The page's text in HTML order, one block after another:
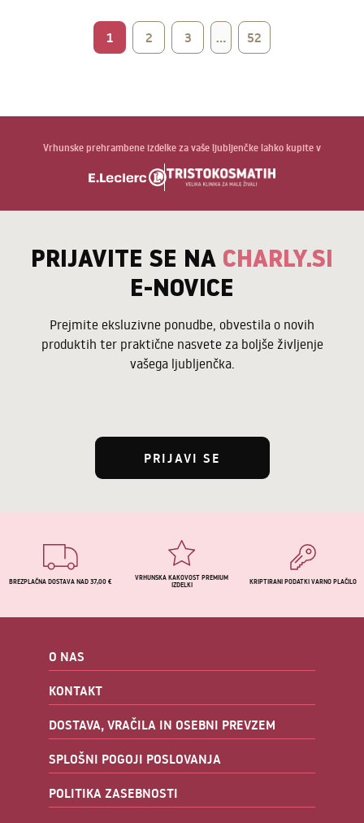
1 2 3 ... 52
Vrhunske prehrambene izdelke za vaše ljubljenčke lahko kupite v
PRIJAVITE SE NA CHARLY.SI
E-NOVICE
Prejmite eksluzivne ponudbe, obvestila o novih
produktih ter praktične nasvete za boljše življenje
vašega ljubljenčka.
PRIJAVI SE
BREZPLAČNA DOSTAVA NAD 37,00 € VRHUNSKA KAKOVOST PREMIUM
IZDELKI KRIPTIRANI PODATKI VARNO PLAČILO
O NAS
KONTAKT
DOSTAVA, VRAČILA IN OSEBNI PREVZEM
SPLOŠNI POGOJI POSLOVANJA
POLITIKA ZASEBNOSTI